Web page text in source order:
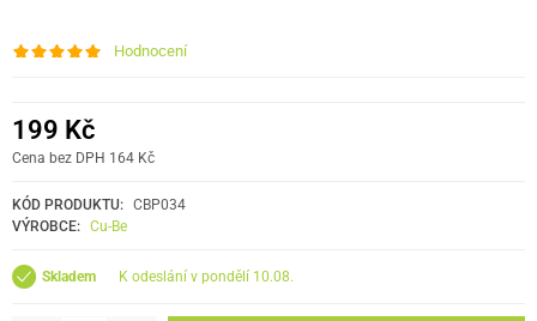
Hodnocení
199 Kč
Cena bez DPH 164 Kč
KÓD PRODUKTU: CBP034
VÝROBCE: Cu-Be
Skladem k odeslání v pondělí 10.08.